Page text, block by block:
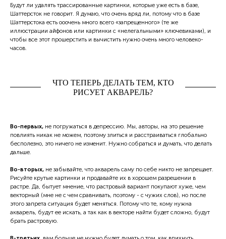
Будут ли удалять трассированные картинки, которые уже есть в базе,
Шаттерсток не говорит. Я думаю, что очень вряд ли, потому что в базе
Шаттерстока есть ооочень много всего «запрещенного» (те же
иллюстрации айфонов или картинки с «нелегальными» ключевиками), и
чтобы все этот прошерстить и вычистить нужно очень много человеко-
часов.
ЧТО ТЕПЕРЬ ДЕЛАТЬ ТЕМ, КТО
РИСУЕТ АКВАРЕЛЬ?
Во-первых, не погружаться в депрессию. Мы, авторы, на это решение
повлиять никак не можем, поэтому злиться и расстраиваться глобально
бесполезно, это ничего не изменит. Нужно собраться и думать, что делать
дальше.
Во-вторых, не забывайте, что акварель саму по себе никто не запрещает.
Рисуйте крутые картинки и продавайте их в хорошем разрешении в
растре. Да, бытует мнение, что растровый вариант покупают хуже, чем
векторный (мне не с чем сравнивать, поэтому - с чужих слов), но после
этого запрета ситуация будет меняться. Потому что те, кому нужна
акварель, будут ее искать, а так как в векторе найти будет сложно, будут
брать растровую.